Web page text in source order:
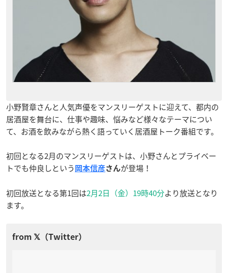
小野賢章さんと人気声優をマンスリーゲストに迎えて、都内の
居酒屋を舞台に、仕事や趣味、悩みなど様々なテーマについ
て、お酒を飲みながら熱く語っていく居酒屋トーク番組です。
初回となる2月のマンスリーゲストは、小野さんとプライベー
トでも仲良しという 岡本信彦さんが登場！
初回放送となる第1回は2月2日（金）19時40分より放送となり
ます。